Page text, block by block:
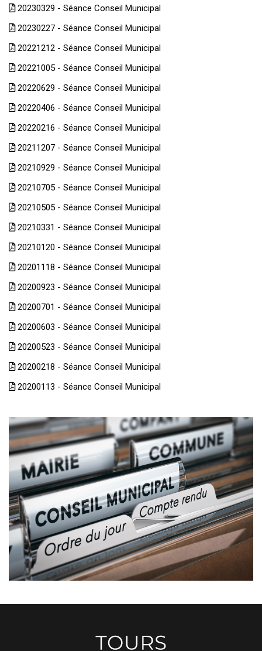
20230329 - Séance Conseil Municipal
20230227 - Séance Conseil Municipal
20221212 - Séance Conseil Municipal
20221005 - Séance Conseil Municipal
20220629 - Séance Conseil Municipal
20220406 - Séance Conseil Municipal
20220216 - Séance Conseil Municipal
20211207 - Séance Conseil Municipal
20210929 - Séance Conseil Municipal
20210705 - Séance Conseil Municipal
20210505 - Séance Conseil Municipal
20210331 - Séance Conseil Municipal
20210120 - Séance Conseil Municipal
20201118 - Séance Conseil Municipal
20200923 - Séance Conseil Municipal
20200701 - Séance Conseil Municipal
20200603 - Séance Conseil Municipal
20200523 - Séance Conseil Municipal
20200218 - Séance Conseil Municipal
20200113 - Séance Conseil Municipal